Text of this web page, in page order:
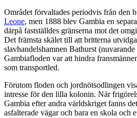
Området förvaltades periodvis från den
Leone, men 1888 blev Gambia en
därpå fastställdes gränserna mot det
Det främsta skälet till att britterna
slavhandelshamnen Bathurst
Gambiafloden var att hindra
som transportled.
Förutom floden och jordnötsodlingen
intresse för den lilla kolonin. När
Gambia efter andra världskriget fanns
asfalterade vägar och bara en skola och